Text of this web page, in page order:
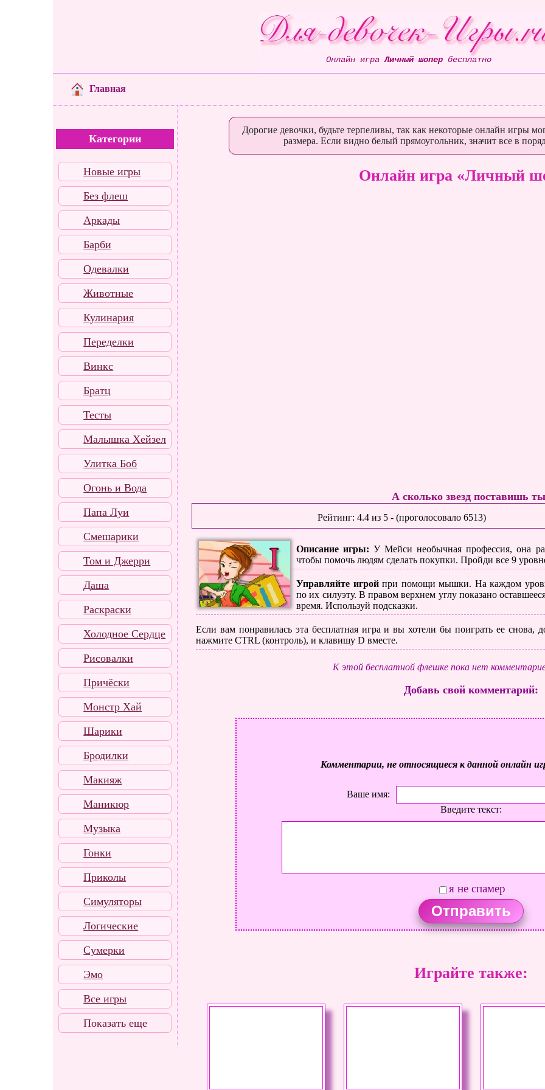
Онлайн играЛичный шопербесплатно
Главная
Категории
Новые игры
Без флеш
Аркады
Барби
Одевалки
Животные
Кулинария
Переделки
Винкс
Братц
Тесты
Малышка Хейзел
Улитка Боб
Огонь и Вода
Папа Луи
Смешарики
Том и Джерри
Даша
Раскраски
Холодное Сердце
Рисовалки
Причёски
Монстр Хай
Шарики
Бродилки
Макияж
Маникюр
Музыка
Гонки
Приколы
Симуляторы
Логические
Сумерки
Эмо
Все игры
Показать еще
Дорогие девочки, будьте терпеливы, так как некоторые онлайн игры
размера. Если видно белый прямоугольник, значит все в
Онлайн игра «Личный
А сколько звезд поставишь
Рейтинг:4.4 из 5 - (проголосовало6513)
Описание игры: У Мейси необычная профессия, она
чтобы помочь людям сделать покупки. Пройди все 9
Управляйте игройпри помощи мышки. На каждом
по их силуэту. В правом верхнем углу показано
время. Используй подсказки.
Если вам понравилась эта бесплатная игра и вы хотели бы поиграть ее снова,
нажмите CTRL (контроль), и клавишу D вместе.
К этой бесплатной флешке пока нет
Добавь свой комментарий:
Комментарии, не относящиеся к данной онлайн
Ваше имя:
Введите текст:
я не спамер
Играйте также: